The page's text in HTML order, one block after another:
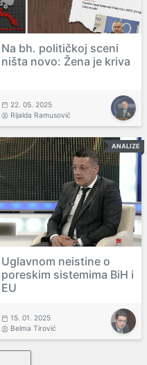
Na bh. političkoj sceni
ništa novo: Žena je kriva
22. 05. 2025
Rijalda Ramusović
ANALIZE
Uglavnom neistine o
poreskim sistemima BiH i
EU
15. 01. 2025
Belma Tirović